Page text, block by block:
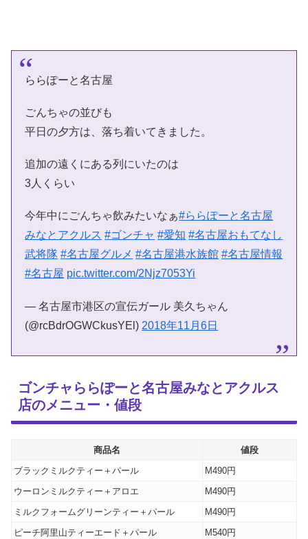
ららぽーと名古屋
ごんちゃの並びも
平日の夕方は、落ち着いてきました。
追加の遠くにある列にいたのは
3人くらい
今年中にごんちゃ飲みたいなぁ#ららぽーと名古屋
みなとアクルス #ゴンチャ #愛知 #名古屋おもてなし
武将隊 #名古屋グルメ #名古屋港水族館 #名古屋情報
#名古屋 pic.twitter.com/2Njz7053Yi
— 名古屋市港区の宣伝ガール 美久ちゃん
(@rcBdrOGWCkusYEl) 2018年11月6日
ゴンチャららぽーと名古屋みなとアクルス
店のメニュー・値段
商品名
値段
ブラックミルクティー＋パール
M490円
ウーロンミルクティー＋アロエ
M490円
ミルクフォームグリーンティー＋パール
M490円
ピーチ阿里山ティーエード＋パール
M540円